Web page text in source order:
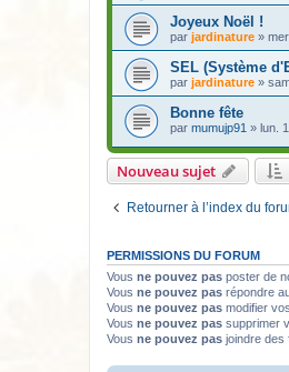
Joyeux Noël !
par jardinature »
SEL (Système
par jardinature »
Bonne fête
par mumujp91 » lun.
Nouveau sujet
Retourner à l’index du
PERMISSIONS DU FORUM
Vous ne pouvez pas poster de
Vous ne pouvez pas répondre
Vous ne pouvez pas modifier
Vous ne pouvez pas supprimer
Vous ne pouvez pas joindre des